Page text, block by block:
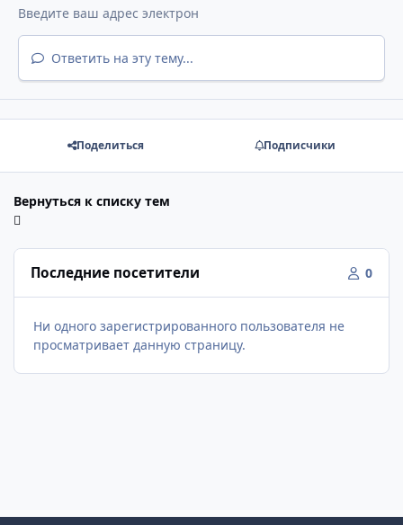
Ответить на эту тему...
Поделиться Подписчики
Вернуться к списку тем
Последние посетители 0
Ни одного зарегистрированного пользователя не
просматривает данную страницу.